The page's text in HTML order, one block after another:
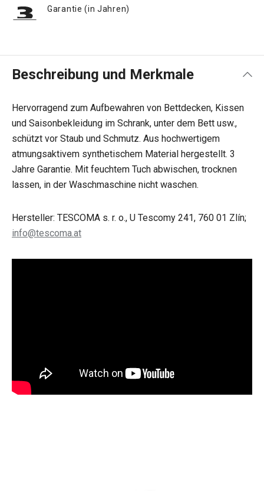
Garantie (in Jahren)
Beschreibung und Merkmale
Hervorragend zum Aufbewahren von Bettdecken, Kissen
und Saisonbekleidung im Schrank, unter dem Bett usw.,
schützt vor Staub und Schmutz. Aus hochwertigem
atmungsaktivem synthetischem Material hergestellt. 3
Jahre Garantie. Mit feuchtem Tuch abwischen, trocknen
lassen, in der Waschmaschine nicht waschen.
Hersteller: TESCOMA s. r. o., U Tescomy 241, 760 01 Zlín;
info@tescoma.at